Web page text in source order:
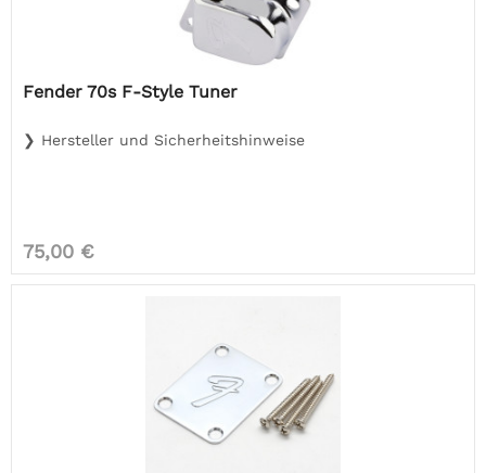
Fender 70s F-Style Tuner
❯ Hersteller und Sicherheitshinweise
75,00 €